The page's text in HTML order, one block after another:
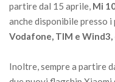
partire dal 15 aprile, Mi
anche disponibile presso i
Vodafone, TIM e
Inoltre, sempre a partire